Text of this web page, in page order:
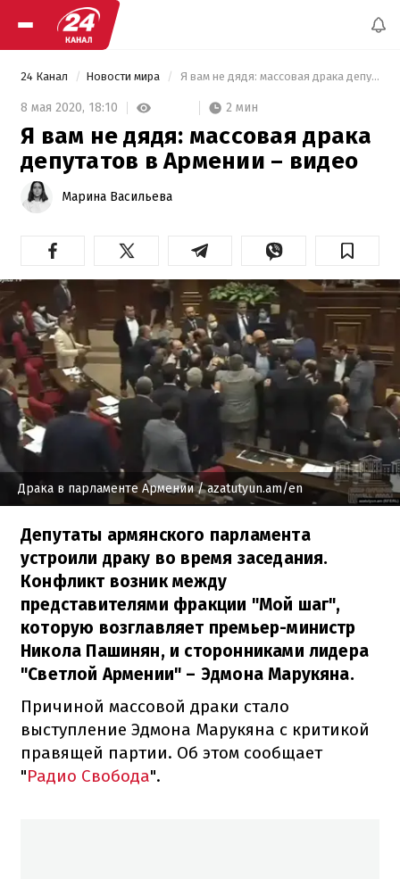
24 Канал Новости мира Я вам не дядя: массовая драка депутатов в Армении – видео
8 мая 2020, 18:10 2 мин
Я вам не дядя: массовая драка
депутатов в Армении – видео
Марина Васильева
Драка в парламенте Армении/ azatutyun.am/en
Депутаты армянского парламента
устроили драку во время заседания.
Конфликт возник между
представителями фракции "Мой шаг",
которую возглавляет премьер-министр
Никола Пашинян, и сторонниками лидера
"Светлой Армении" – Эдмона Марукяна.
Причиной массовой драки стало
выступление Эдмона Марукяна с критикой
правящей партии. Об этом сообщает
"Радио Свобода".